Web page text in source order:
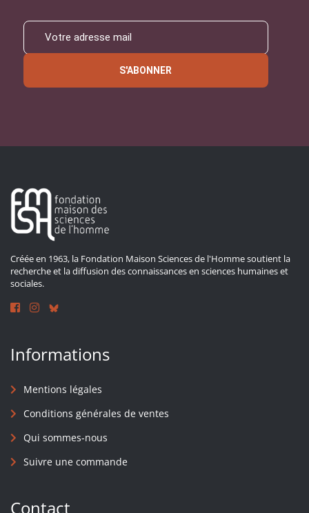
S'ABONNER
Créée en 1963, la Fondation Maison Sciences de l'Homme soutient la
recherche et la diffusion des connaissances en sciences humaines et
sociales.
Informations
Mentions légales
Conditions générales de ventes
Qui sommes-nous
Suivre une commande
Contact